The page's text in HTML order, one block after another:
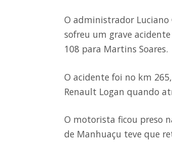
O administrador Luciano
sofreu um grave
108 para Martins Soares.
O acidente foi no km
Renault Logan quando
O motorista ficou preso
de Manhuaçu teve que